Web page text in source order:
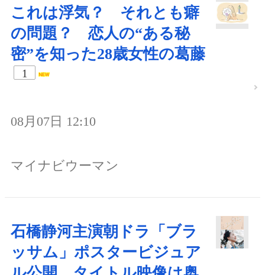
これは浮気？ それとも癖
の問題？ 恋人の“ある秘
密”を知った28歳女性の葛藤
1
08月07日 12:10
マイナビウーマン
石橋静河主演朝ドラ「ブラ
ッサム」ポスタービジュア